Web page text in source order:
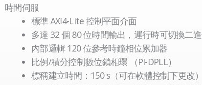
時間伺服
標準 AXI4-Lite 控制平面介面
多達 32 個 80 位時間輸出，運行時可切換二
內部邏輯 120 位參考時鐘相位累加器
比例/積分控制數位鎖相環 （PI-DPLL）
標稱建立時間：150 s（可在軟體控制下更改）